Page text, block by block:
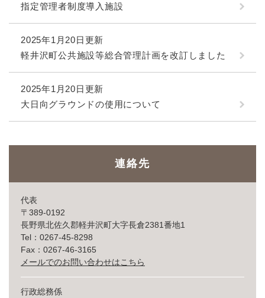
指定管理者制度導入施設
2025年1月20日更新
軽井沢町公共施設等総合管理計画を改訂しました
2025年1月20日更新
大日向グラウンドの使用について
連絡先
代表
〒389-0192
長野県北佐久郡軽井沢町大字長倉2381番地1
Tel：0267-45-8298
Fax：0267-46-3165
メールでのお問い合わせはこちら
行政総務係